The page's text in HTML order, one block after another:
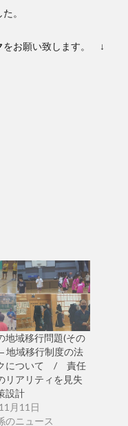
。
をお願い致します。 ↓
地域移行問題(その
域移行制度の法
について / 責任
リアリティを見失
設計
月11日
のニュース